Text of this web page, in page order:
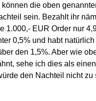
die oben
sein. Bezahlt ihr
1.000,- EUR Order nur
0,5% und habt
den 1,5%. Aber wie
sehe ich dies als
den Nachteil nicht zu